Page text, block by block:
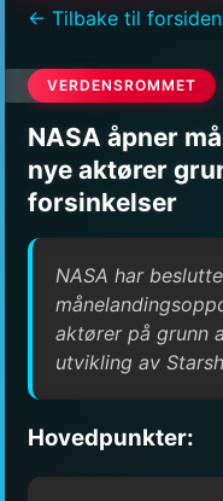
← Tilbake til forsiden
VERDENSROMMET
NASA åpner
nye aktører
forsinkelser
NASA har
aktører på grunn
utvikling av
Hovedpunkter: